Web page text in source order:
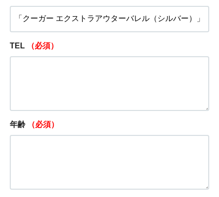
TEL （必須）
年齢 （必須）